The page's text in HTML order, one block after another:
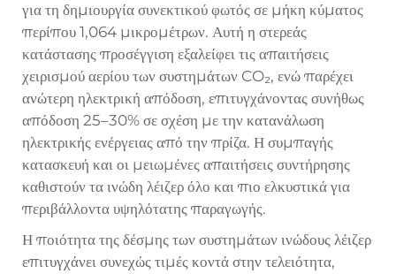
για τη δημιουργία συνεκτικού φωτός σε μήκη κύματος
περίπου 1,064 μικρομέτρων. Αυτή η στερεάς
κατάστασης προσέγγιση εξαλείφει τις απαιτήσεις
χειρισμού αερίου των συστημάτων CO₂, ενώ παρέχει
ανώτερη ηλεκτρική απόδοση, επιτυγχάνοντας συνήθως
απόδοση 25–30% σε σχέση με την κατανάλωση
ηλεκτρικής ενέργειας από την πρίζα. Η συμπαγής
κατασκευή και οι μειωμένες απαιτήσεις συντήρησης
καθιστούν τα ινώδη λέιζερ όλο και πιο ελκυστικά για
περιβάλλοντα υψηλότατης παραγωγής.
Η ποιότητα της δέσμης των συστημάτων ινώδους λέιζερ
επιτυγχάνει συνεχώς τιμές κοντά στην τελειότητα,